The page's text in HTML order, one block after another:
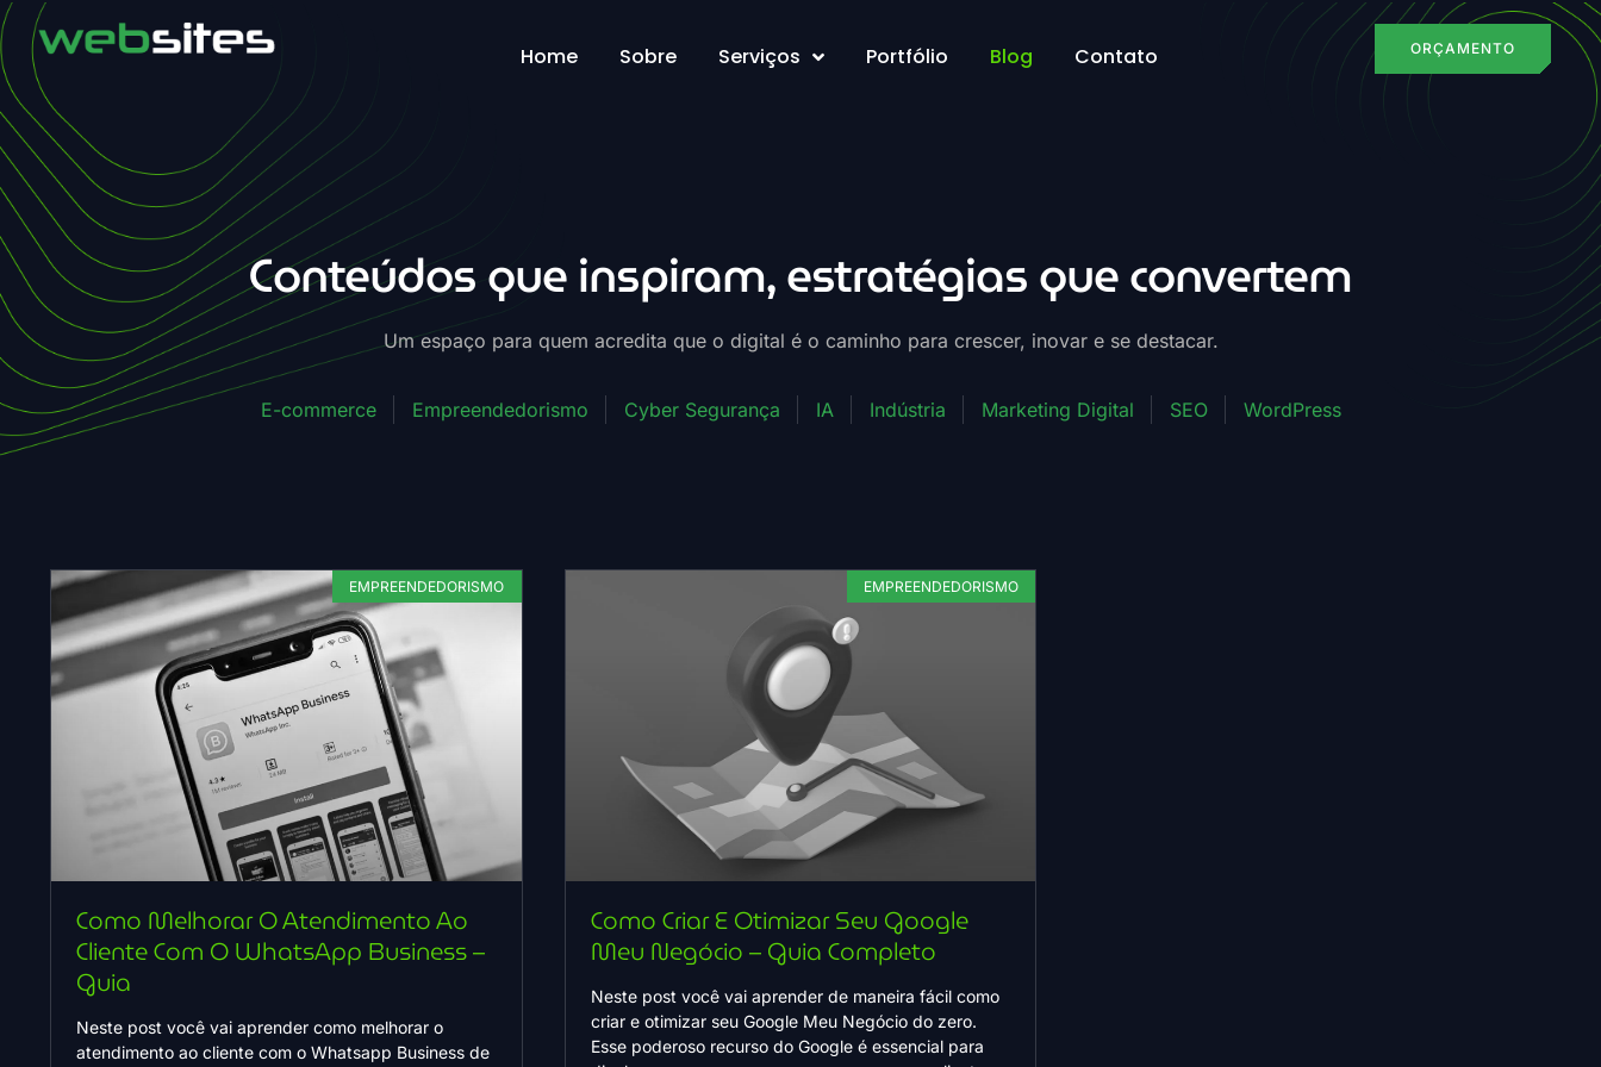
Home Sobre Serviços Portfólio Blog Contato ORÇAMENTO
Conteúdos que inspiram, estratégias que convertem
Um espaço para quem acredita que o digital é o caminho para crescer, inovar e se destacar.
E-commerce Empreendedorismo Cyber Segurança IA Indústria Marketing Digital SEO WordPress
EMPREENDEDORISMO
Como Melhorar O Atendimento Ao
Cliente Com O WhatsApp Business –
Guia
Neste post você vai aprender como melhorar o
atendimento ao cliente com o Whatsapp Business de
EMPREENDEDORISMO
Como Criar E Otimizar Seu Google
Meu Negócio – Guia Completo
Neste post você vai aprender de maneira fácil como
criar e otimizar seu Google Meu Negócio do zero.
Esse poderoso recurso do Google é essencial para